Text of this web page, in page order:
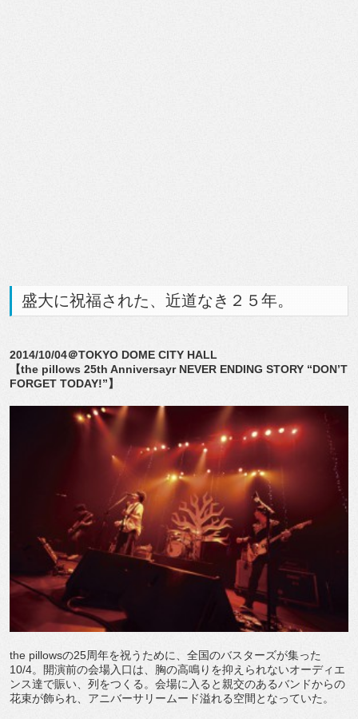
盛大に祝福された、近道なき２５年。
2014/10/04＠TOKYO DOME CITY HALL
【the pillows 25th Anniversayr NEVER ENDING STORY “DON’T
FORGET TODAY!”】
the pillowsの25周年を祝うために、全国のバスターズが集った
10/4。開演前の会場入口は、胸の高鳴りを抑えられないオーディエ
ンス達で賑い、列をつくる。会場に入ると親交のあるバンドからの
花束が飾られ、アニバーサリームード溢れる空間となっていた。